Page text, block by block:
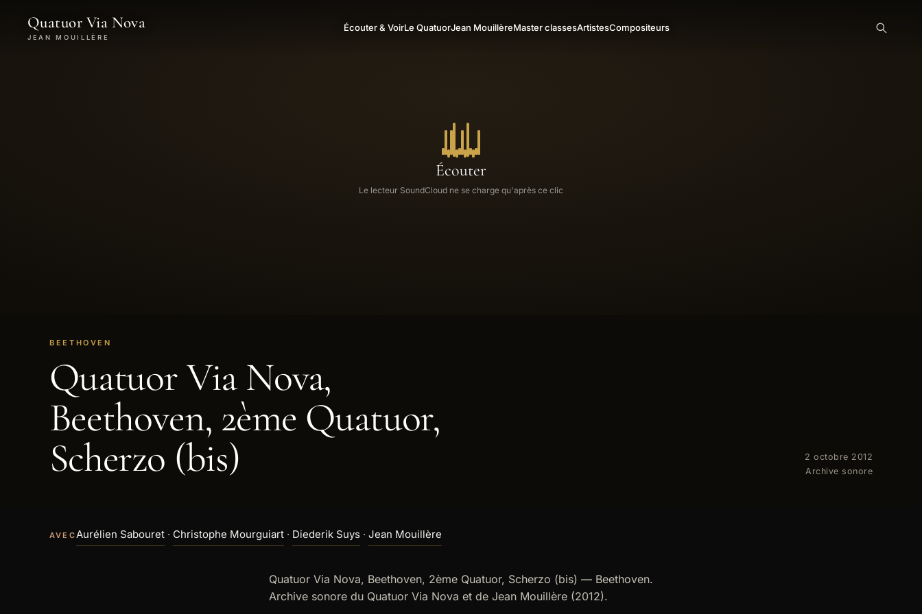
Quatuor Via Nova
JEAN MOUILLÈRE
Écouter & VoirLe QuatuorJean MouillèreMaster classesArtistesCompositeurs
Écouter
Le lecteur SoundCloud ne se charge qu'après ce clic
BEETHOVEN
Quatuor Via Nova,
Beethoven, 2ème Quatuor,
Scherzo (bis)
2 octobre 2012
Archive sonore
AVECAurélien Sabouret· Christophe Mourguiart· Diederik Suys· Jean Mouillère
Quatuor Via Nova, Beethoven, 2ème Quatuor, Scherzo (bis) — Beethoven.
Archive sonore du Quatuor Via Nova et de Jean Mouillère (2012).